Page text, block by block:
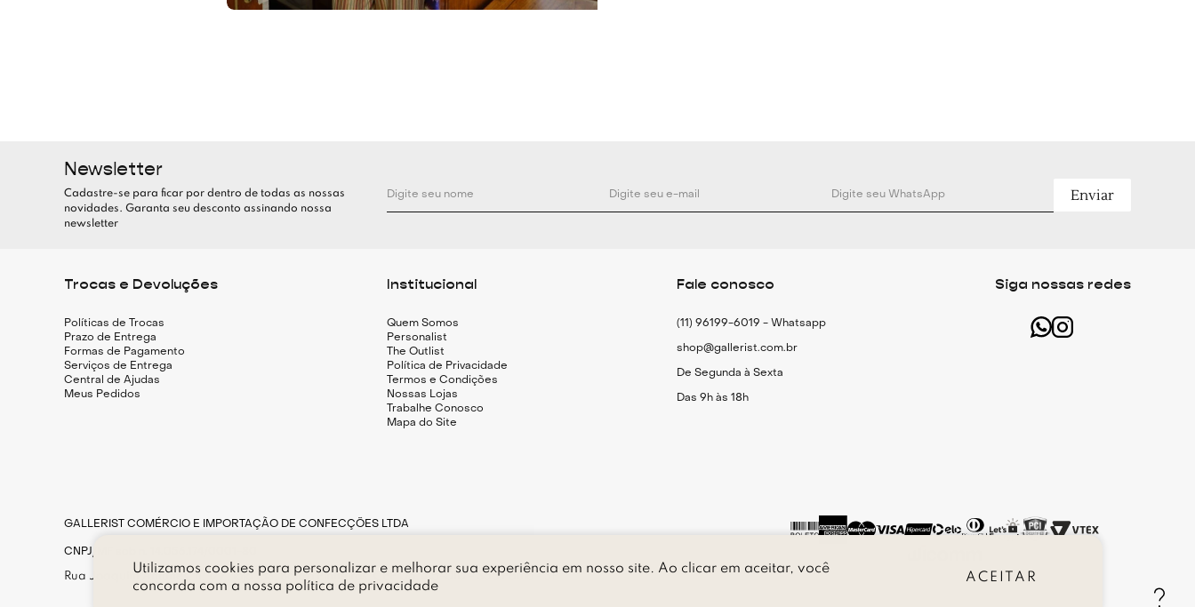
Utilizamos cookies para personalizar e melhorar sua experiência em nosso site. Ao clicar em aceitar, você
concorda com a nossa política de privacidade
ACEITAR
Modelagem slim
Alças de veludo
Detalhes com transparência e renda na barra
Fechamento posterior em zíper
Newsletter
Cadastre-se para ficar por dentro de todas as nossas
novidades. Garanta seu desconto assinando nossa
newsletter
Enviar
Trocas e Devoluções
Políticas de Trocas
Prazo de Entrega
Formas de Pagamento
Serviços de Entrega
Central de Ajudas
Meus Pedidos
Institucional
Quem Somos
Personalist
The Outlist
Política de Privacidade
Termos e Condições
Nossas Lojas
Trabalhe Conosco
Mapa do Site
Fale conosco
(11) 96199-6019 - Whatsapp
shop@gallerist.com.br
De Segunda à Sexta
Das 9h às 18h
Siga nossas redes
GALLERIST COMÉRCIO E IMPORTAÇÃO DE CONFECÇÕES LTDA
CNPJ/MF sob n. 14.056.174/0001-80
Rua Joaquim Antunes, n. 177, loja 183, Bairro Pinheiros, CEP 05.415-010 - São Paulo - SP